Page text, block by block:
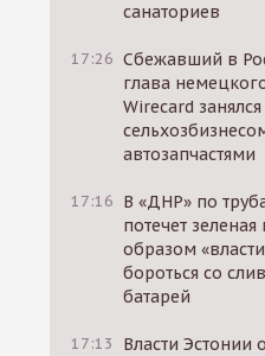
санаториев
17:26 Сбежавший в
глава
Wirecard занялся
автозапчастями
17:16 В «ДНР» по
потечет
образом
бороться со
батарей
17:13
Власти Эстонии